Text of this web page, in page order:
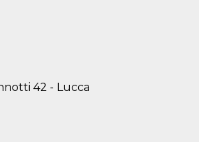
42 - Lucca